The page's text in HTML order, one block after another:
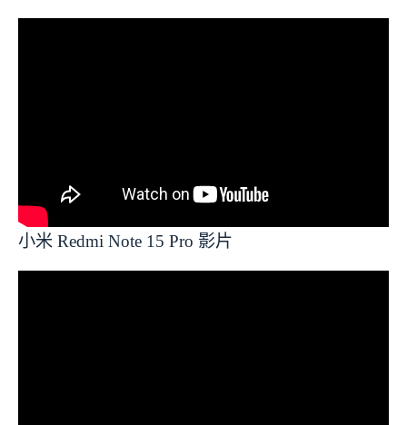
小米 Redmi Note 15 Pro 影片